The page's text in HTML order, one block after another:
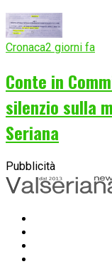
Cronaca2 giorni fa
Conte in
silenzio sulla
Seriana
Pubblicità